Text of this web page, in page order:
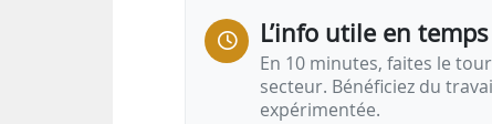
L’info utile en
En 10 minutes, faites le
secteur. Bénéficiez du
expérimentée.